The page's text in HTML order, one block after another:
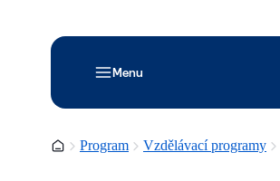
Menu
Domovská stránka
Program Vzdělávací programy